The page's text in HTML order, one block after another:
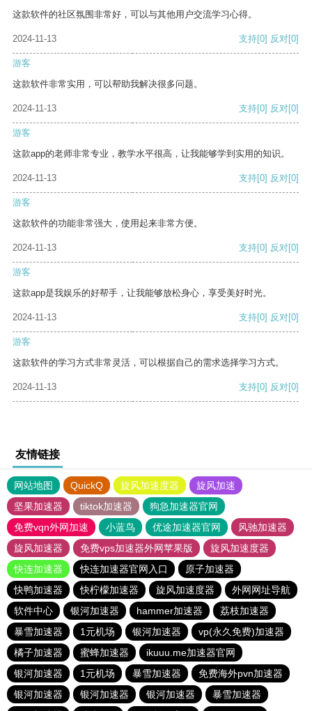
这款软件的社区氛围非常好，可以与其他用户交流学习心得。
2024-11-13 支持[0] 反对[0]
游客
这款软件非常实用，可以帮助我解决很多问题。
2024-11-13 支持[0] 反对[0]
游客
这款app的老师非常专业，教学水平很高，让我能够学到实用的知识。
2024-11-13 支持[0] 反对[0]
游客
这款软件的功能非常强大，使用起来非常方便。
2024-11-13 支持[0] 反对[0]
游客
这款app是我娱乐的好帮手，让我能够放松身心，享受美好时光。
2024-11-13 支持[0] 反对[0]
游客
这款软件的学习方式非常灵活，可以根据自己的需求选择学习方式。
2024-11-13 支持[0] 反对[0]
友情链接
网站地图 QuickQ 旋风加速度器
旋风加速
坚果加速器
tiktok加速器
狗急加速器官网
免费vqn外网加速
小蓝鸟 优途加速器官网
风驰加速器
旋风加速器
免费vps加速器外网苹果版
旋风加速度器
快连加速器
快连加速器官网入口
原子加速器
快鸭加速器
快柠檬加速器 旋风加速度器
外网网址导航
软件中心
银河加速器 hammer加速器
荔枝加速器
暴雪加速器
1元机场 银河加速器
vp(永久免费)加速器
橘子加速器
蜜蜂加速器
ikuuu.me加速器官网
银河加速器
1元机场 暴雪加速器
免费海外pvn加速器
银河加速器
银河加速器 银河加速器
暴雪加速器